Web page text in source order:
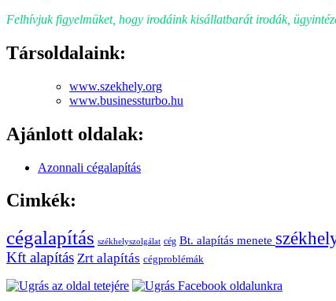
Felhívjuk figyelmüket, hogy irodáink kisállatbarát irodák,
Társoldalaink:
www.szekhely.org
www.businessturbo.hu
Ajánlott oldalak:
Azonnali cégalapítás
Cimkék:
cégalapítás székhelyszolgálat cég Bt. alapítás menete
Kft alapítás Zrt alapítás cégproblémák